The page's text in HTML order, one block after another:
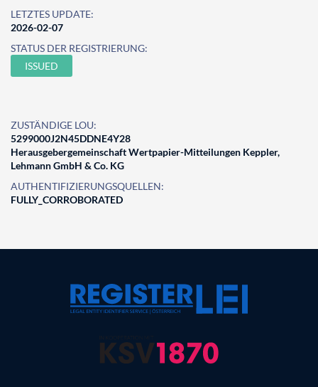
LETZTES UPDATE:
2026-02-07
STATUS DER REGISTRIERUNG:
ISSUED
ZUSTÄNDIGE LOU:
5299000J2N45DDNE4Y28
Herausgebergemeinschaft Wertpapier-Mitteilungen Keppler,
Lehmann GmbH & Co. KG
AUTHENTIFIZIERUNGSQUELLEN:
FULLY_CORROBORATED